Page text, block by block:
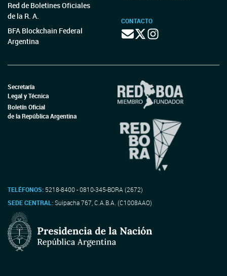
Red de Boletines Oficiales
de la R. A.
BFA Blockchain Federal
Argentina
CONTACTO
Secretaría
Legal y Técnica
Boletín Oficial
de la República Argentina
TELÉFONOS: 5218-8400 - 0810-345-BORA (2672)
SEDE CENTRAL:Suipacha 767, C.A.B.A. (C1008AAO)